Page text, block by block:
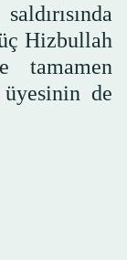
Hizbullah
tamamen
de